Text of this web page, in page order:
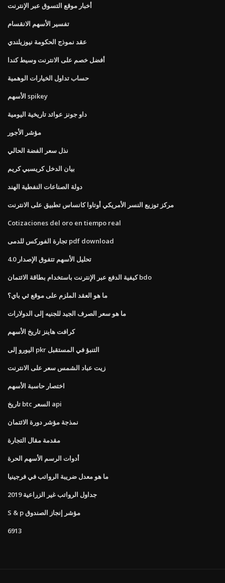
أخبار موقع التسوق عبر الإنترنت
تفسير الأسهم الانقسام
عقد نموذج الحكومة نيوزيلندي
أفضل خصم على الانترنت وسيط كندا
حساب تداول الخيارات الوهمية
الأسهم spikey
داو جونز عوائد تاريخية اليومية
مؤشر الأجور
نذل سعر الفضة الحالي
بيان الدخل كريسبي كريم
دولة الصناعات النفطية الهند
مركز توزيع النسر الأمريكي أوتاوا كانساس تطبيق على الانترنت
Cotizaciones del oro en tiempo real
تجارة الفوركس للدمى pdf download
تحليل الأسهم تتفوق الإصدار 4.0
كيفية الدفع عبر الإنترنت باستخدام بطاقة الائتمان bdo
ما هو العقد الملزم على موقع ئي باي؟
ما هو سعر الصرف الجيد للجنيه إلى الدولارات
كرافت هاينز تاريخ الأسهم
اليورو إلى pkr التنبؤ في المستقبل
زيت عباد الشمس سعر على الانترنت
اختصار حاسبة الأسهم
تاريخ btc السعر api
نمذجة مؤشر دورة الائتمان
مقدمة مقال التجارة
أدوات الرسم الأسهم الحرة
ما هو معدل ضريبة الرواتب في فرجينيا
جداول الرواتب غير الزراعية 2019
S & p مؤشر إنجاز الصندوق
6913